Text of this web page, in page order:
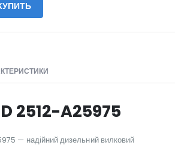
2512-A25975
— надійний дизельний вилковий